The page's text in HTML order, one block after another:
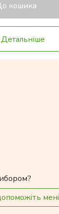
кошика
Детальніше
мені